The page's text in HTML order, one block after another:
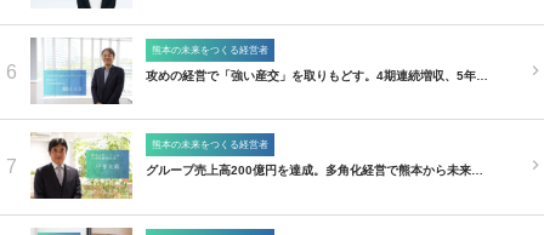
6
熊本の未来をつくる経営者
攻めの経営で「強い産交」を取りもどす。4期連続増収、5年…
7
熊本の未来をつくる経営者
グループ売上高200億円を達成。多角化経営で熊本から未来…